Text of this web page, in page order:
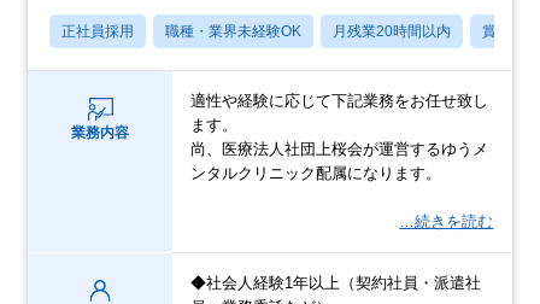
正社員採用 職種・業界未経験OK 月残業20時間以内 賞与あり
業務内容
適性や経験に応じて下記業務をお任せ致し
ます。
尚、医療法人社団上桜会が運営するゆうメ
ンタルクリニック配属になります。
…続きを読む
◆社会人経験1年以上（契約社員・派遣社